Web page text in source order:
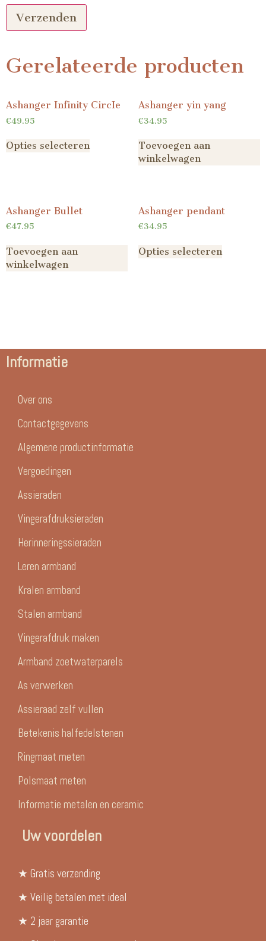
Gerelateerde producten
Ashanger Infinity CircIe
€49.95
Opties selecteren
Ashanger yin yang
€34.95
Toevoegen aan
winkelwagen
Ashanger Bullet
€47.95
Toevoegen aan
winkelwagen
Ashanger pendant
€34.95
Opties selecteren
Informatie
Over ons
Contactgegevens
Algemene productinformatie
Vergoedingen
Assieraden
Vingerafdruksieraden
Herinneringssieraden
Leren armband
Kralen armband
Stalen armband
Vingerafdruk maken
Armband zoetwaterparels
As verwerken
Assieraad zelf vullen
Betekenis halfedelstenen
Ringmaat meten
Polsmaat meten
Informatie metalen en ceramic
Uw voordelen
★ Gratis verzending
★ Veilig betalen met ideal
★ 2 jaar garantie